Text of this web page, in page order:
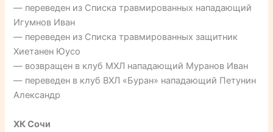
— переведен из Списка травмированных нападающий
Игумнов Иван
— переведен из Списка травмированных защитник
Хиетанен Юусо
— возвращен в клуб МХЛ нападающий Муранов Иван
— переведен в клуб ВХЛ «Буран» нападающий Петунин
Александр
ХК Сочи